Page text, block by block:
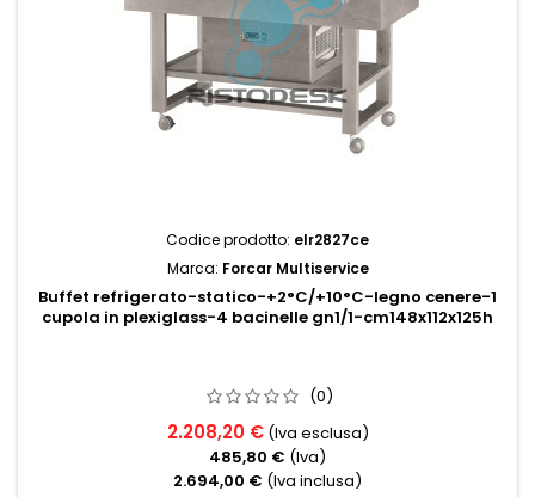
Codice prodotto: elr2827ce
Marca: Forcar Multiservice
Buffet refrigerato-statico-+2°C/+10°C-legno cenere-1
cupola in plexiglass-4 bacinelle gn1/1-cm148x112x125h
(0)
2.208,20 € (Iva esclusa)
485,80 € (Iva)
2.694,00 € (Iva inclusa)